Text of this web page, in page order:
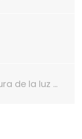
¿Cómo ahorrar en tu factura de la luz con tus ventanas de PVC?